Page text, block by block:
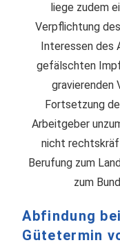
liege zudem
Verpflichtung
Interessen des
gefälschten
gravierenden
Fortsetzung
Arbeitgeber
nicht
Berufung zum
zum
Abfindung
Gütetermin